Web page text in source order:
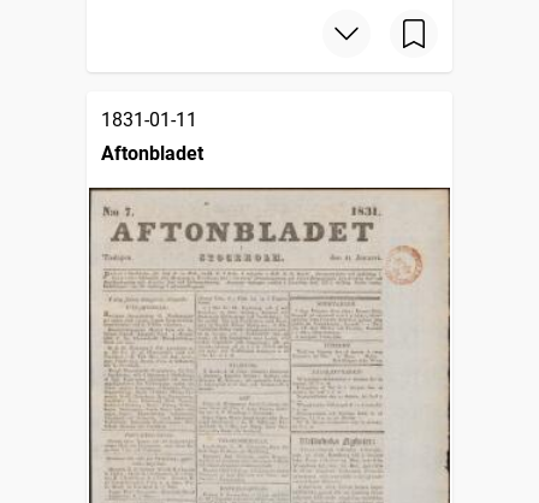
1831-01-11
Aftonbladet